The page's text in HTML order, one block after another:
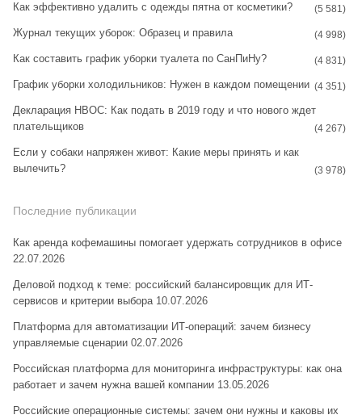
Как эффективно удалить с одежды пятна от косметики? (5 581)
Журнал текущих уборок: Образец и правила (4 998)
Как составить график уборки туалета по СанПиНу? (4 831)
График уборки холодильников: Нужен в каждом помещении (4 351)
Декларация НВОС: Как подать в 2019 году и что нового ждет
плательщиков
(4 267)
Если у собаки напряжен живот: Какие меры принять и как
вылечить?
(3 978)
Последние публикации
Как аренда кофемашины помогает удержать сотрудников в офисе
22.07.2026
Деловой подход к теме: российский балансировщик для ИТ-
сервисов и критерии выбора 10.07.2026
Платформа для автоматизации ИТ-операций: зачем бизнесу
управляемые сценарии 02.07.2026
Российская платформа для мониторинга инфраструктуры: как она
работает и зачем нужна вашей компании 13.05.2026
Российские операционные системы: зачем они нужны и каковы их